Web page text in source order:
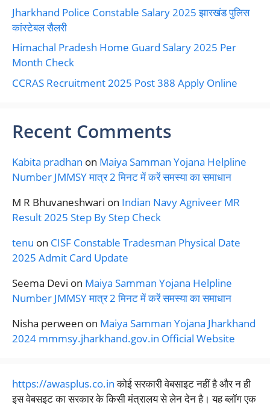
Jharkhand Police Constable Salary 2025 झारखंड पुलिस
कांस्टेबल सैलरी
Himachal Pradesh Home Guard Salary 2025 Per
Month Check
CCRAS Recruitment 2025 Post 388 Apply Online
Recent Comments
Kabita pradhan on Maiya Samman Yojana Helpline
Number JMMSY मात्र 2 मिनट में करें समस्या का समाधान
M R Bhuvaneshwari on Indian Navy Agniveer MR
Result 2025 Step By Step Check
tenu on CISF Constable Tradesman Physical Date
2025 Admit Card Update
Seema Devi on Maiya Samman Yojana Helpline
Number JMMSY मात्र 2 मिनट में करें समस्या का समाधान
Nisha perween on Maiya Samman Yojana Jharkhand
2024 mmmsy.jharkhand.gov.in Official Website
https://awasplus.co.inकोई सरकारी वेबसाइट नहीं है और न ही
इस वेबसइट का सरकार के किसी मंत्रालय से लेन देन है। यह ब्लॉग एक